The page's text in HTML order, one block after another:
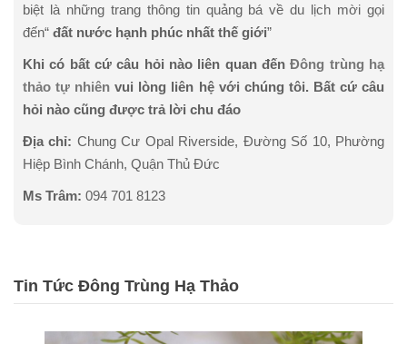
biệt là những trang thông tin quảng bá về du lịch mời gọi
đến“ đất nước hạnh phúc nhất thế giới”
Khi có bất cứ câu hỏi nào liên quan đếnĐông trùng hạ
thảo tự nhiên vui lòng liên hệ với chúng tôi. Bất cứ câu
hỏi nào cũng được trả lời chu đáo
Địa chỉ: Chung Cư Opal Riverside, Đường Số 10, Phường
Hiệp Bình Chánh, Quận Thủ Đức
Ms Trâm: 094 701 8123
Tin Tức Đông Trùng Hạ Thảo